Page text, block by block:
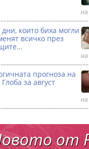
на
които биха могли
всичко през
на
прогноза на
за август
на
от